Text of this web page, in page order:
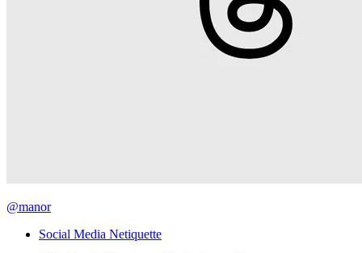
@manor
Social Media Netiquette